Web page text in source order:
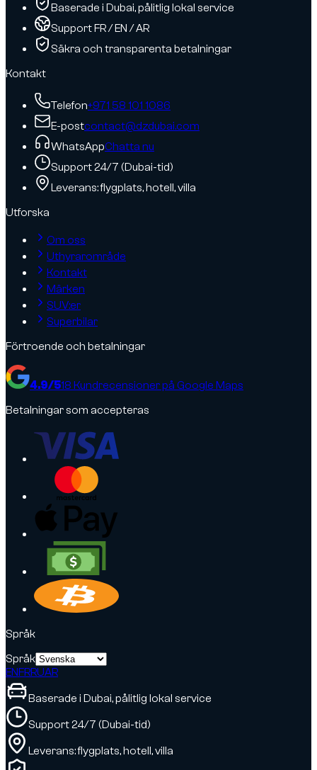
Baserade i Dubai, pålitlig lokal service
Support FR / EN / AR
Säkra och transparenta betalningar
Kontakt
Telefon+971 58 101 1086
E-postcontact@dzdubai.com
WhatsAppChatta nu
Support 24/7 (Dubai-tid)
Leverans: flygplats, hotell, villa
Utforska
Om oss
Uthyrarområde
Kontakt
Märken
SUV:er
Superbilar
Förtroende och betalningar
4.9/518 Kundrecensioner på Google Maps
Betalningar som accepteras
Språk
Språk
ENFRRUAR
Baserade i Dubai, pålitlig lokal service
Support 24/7 (Dubai-tid)
Leverans: flygplats, hotell, villa